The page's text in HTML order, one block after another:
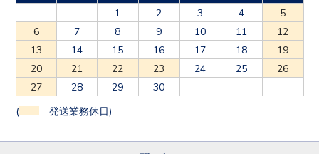
1
2 3 4
5
6
7 8 9 10 11
12
13
14 15 16 17 18
19
20
21 22 23 24 25
26
27
28 29 30
( 発送業務休日)